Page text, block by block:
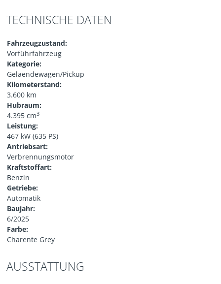
TECHNISCHE DATEN
Fahrzeugzustand:
Vorführfahrzeug
Kategorie:
Gelaendewagen/Pickup
Kilometerstand:
3.600 km
Hubraum:
4.395 cm3
Leistung:
467 kW (635 PS)
Antriebsart:
Verbrennungsmotor
Kraftstoffart:
Benzin
Getriebe:
Automatik
Baujahr:
6/2025
Farbe:
Charente Grey
AUSSTATTUNG